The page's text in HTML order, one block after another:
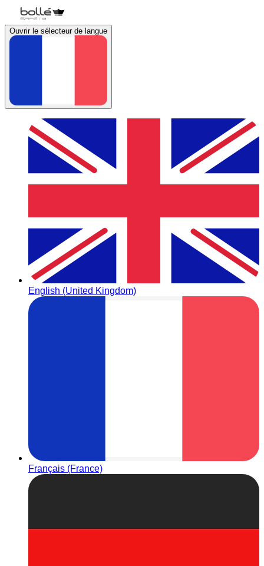
Ouvrir le sélecteur de langue
English (United Kingdom)
Français (France)